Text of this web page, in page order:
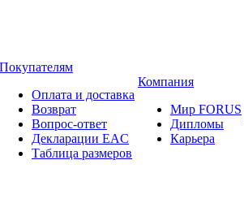
Покупателям
Оплата и доставка
Возврат
Вопрос-ответ
Декларации EAC
Таблица размеров
Компания
Мир FORUS
Дипломы
Карьера